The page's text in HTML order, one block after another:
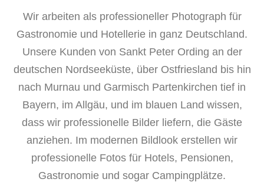
Wir arbeiten als professioneller Photograph für
Gastronomie und Hotellerie in ganz Deutschland.
Unsere Kunden von Sankt Peter Ording an der
deutschen Nordseeküste, über Ostfriesland bis hin
nach Murnau und Garmisch Partenkirchen tief in
Bayern, im Allgäu, und im blauen Land wissen,
dass wir professionelle Bilder liefern, die Gäste
anziehen. Im modernen Bildlook erstellen wir
professionelle Fotos für Hotels, Pensionen,
Gastronomie und sogar Campingplätze.